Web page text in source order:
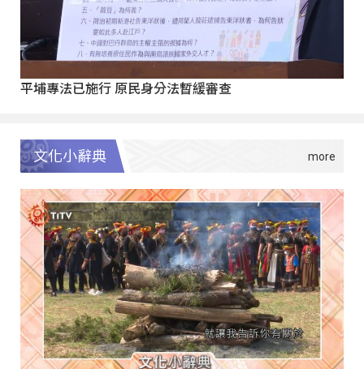
平埔專法已施行 原民身分法暫緩審查
文化小辭典